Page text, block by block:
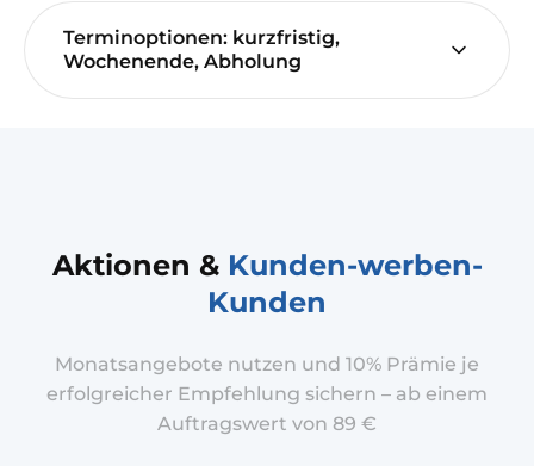
Terminoptionen: kurzfristig,
Wochenende, Abholung
Aktionen & Kunden-werben-
Kunden
Monatsangebote nutzen und 10% Prämie je
erfolgreicher Empfehlung sichern – ab einem
Auftragswert von 89 €